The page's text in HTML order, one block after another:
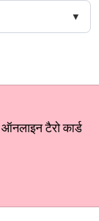
टैरो कार्ड